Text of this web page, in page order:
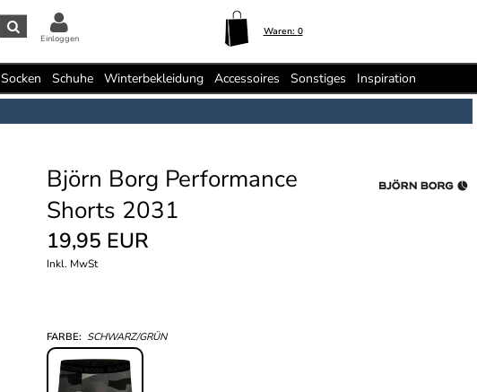
Waren: 0
Einloggen
Socken Schuhe Winterbekleidung Accessoires Sonstiges Inspiration
Björn Borg Performance
Shorts 2031
19,95 EUR
Inkl. MwSt
FARBE: SCHWARZ/GRÜN